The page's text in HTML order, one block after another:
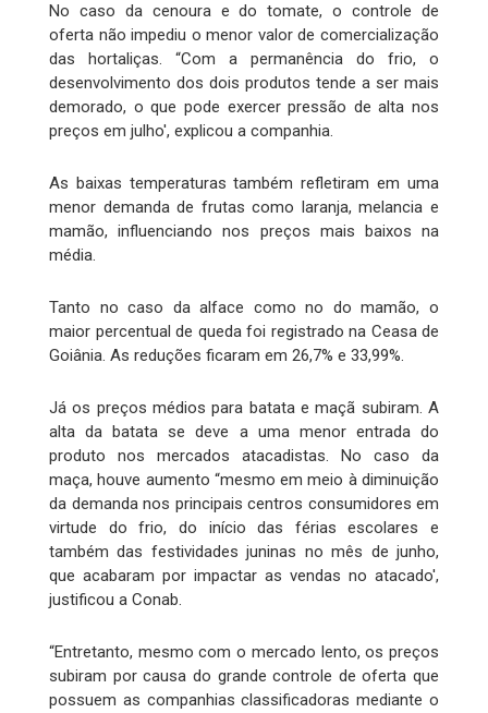
No caso da cenoura e do tomate, o controle de
oferta não impediu o menor valor de comercialização
das hortaliças. “Com a permanência do frio, o
desenvolvimento dos dois produtos tende a ser mais
demorado, o que pode exercer pressão de alta nos
preços em julho', explicou a companhia.
As baixas temperaturas também refletiram em uma
menor demanda de frutas como laranja, melancia e
mamão, influenciando nos preços mais baixos na
média.
Tanto no caso da alface como no do mamão, o
maior percentual de queda foi registrado na Ceasa de
Goiânia. As reduções ficaram em 26,7% e 33,99%.
Já os preços médios para batata e maçã subiram. A
alta da batata se deve a uma menor entrada do
produto nos mercados atacadistas. No caso da
maça, houve aumento “mesmo em meio à diminuição
da demanda nos principais centros consumidores em
virtude do frio, do início das férias escolares e
também das festividades juninas no mês de junho,
que acabaram por impactar as vendas no atacado',
justificou a Conab.
“Entretanto, mesmo com o mercado lento, os preços
subiram por causa do grande controle de oferta que
possuem as companhias classificadoras mediante o